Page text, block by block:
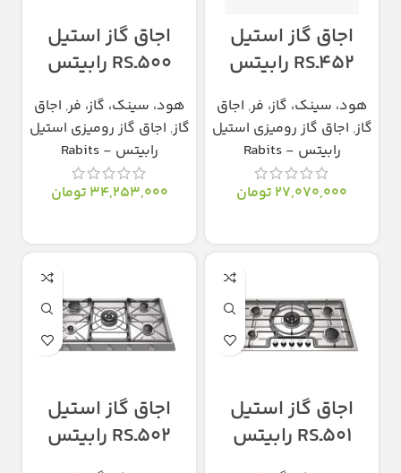
اجاق گاز استیل
452ـRS رابیتس
هود، سینک، گاز، فر, اجاق
گاز, اجاق گاز رومیزی استیل
رابیتس - Rabits
27,070,000 تومان
اجاق گاز استیل
500ـRS رابیتس
هود، سینک، گاز، فر, اجاق
گاز, اجاق گاز رومیزی استیل
رابیتس - Rabits
34,253,000 تومان
اجاق گاز استیل
501ـRS رابیتس
اجاق گاز استیل
502ـRS رابیتس